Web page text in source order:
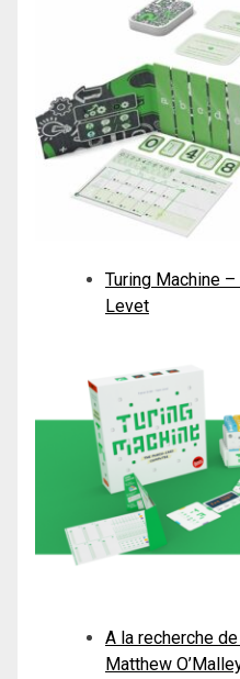
Turing Machine
Levet
A la recherche
Matthew